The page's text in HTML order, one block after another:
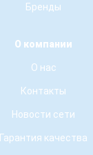
Бренды
О компании
О нас
Контакты
Новости сети
Гарантия качества